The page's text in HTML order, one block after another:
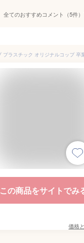
全てのおすすめコメント（5件）
この商品をサイトでみ
価格